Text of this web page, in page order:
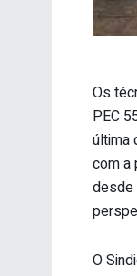
Os
PEC
última
com a
desde
O